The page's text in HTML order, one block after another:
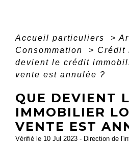
Accueil particuliers >
Consommation
> Crédit
devient le crédit
vente est annulée ?
QUE DEVIENT
IMMOBILIER
VENTE EST
Vérifié le 10 Jul 2023 - Direction de